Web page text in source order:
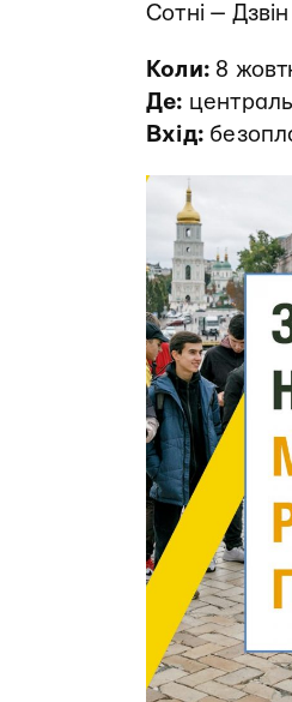
Сотні — Дзвін
Коли: 8
Де:
Вхід: